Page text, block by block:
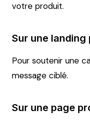
votre produit.
Sur une landing
Pour soutenir une
message ciblé.
Sur une page